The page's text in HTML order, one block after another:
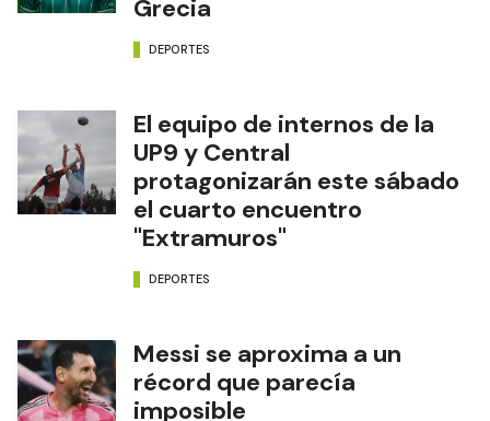
Grecia
DEPORTES
El equipo de internos de la
UP9 y Central
protagonizarán este sábado
el cuarto encuentro
"Extramuros"
DEPORTES
Messi se aproxima a un
récord que parecía
imposible